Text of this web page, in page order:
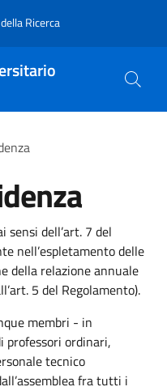
Ricerca
sensi dell’art. 7 del
nell’espletamento delle
della relazione annuale
5 del Regolamento).
membri - in
professori ordinari,
tecnico
fra tutti i